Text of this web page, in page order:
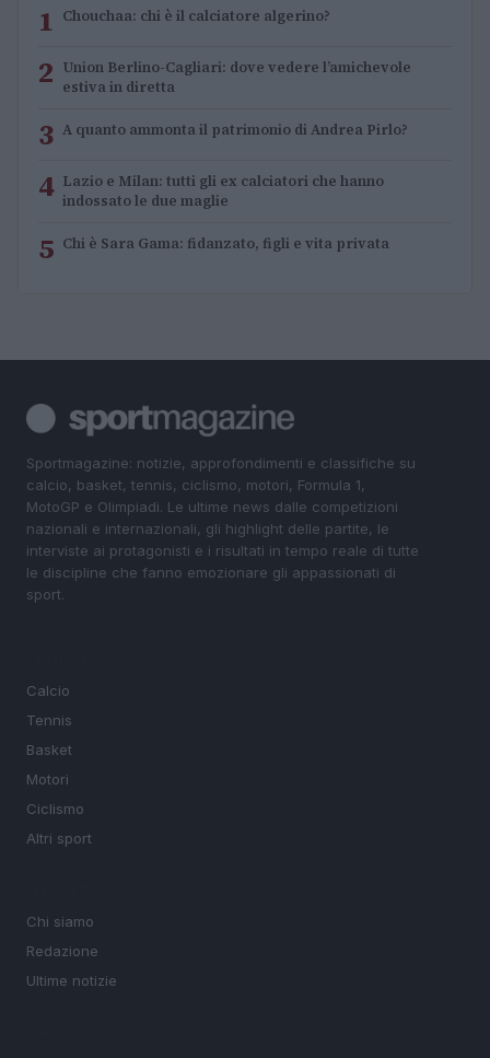
1 Chouchaa: chi è il calciatore algerino?
2 Union Berlino-Cagliari: dove vedere l’amichevole
estiva in diretta
3 A quanto ammonta il patrimonio di Andrea Pirlo?
4 Lazio e Milan: tutti gli ex calciatori che hanno
indossato le due maglie
5 Chi è Sara Gama: fidanzato, figli e vita privata
Sportmagazine: notizie, approfondimenti e classifiche su
calcio, basket, tennis, ciclismo, motori, Formula 1,
MotoGP e Olimpiadi. Le ultime news dalle competizioni
nazionali e internazionali, gli highlight delle partite, le
interviste ai protagonisti e i risultati in tempo reale di tutte
le discipline che fanno emozionare gli appassionati di
sport.
Calcio
Tennis
Basket
Motori
Ciclismo
Altri sport
Chi siamo
Redazione
Ultime notizie